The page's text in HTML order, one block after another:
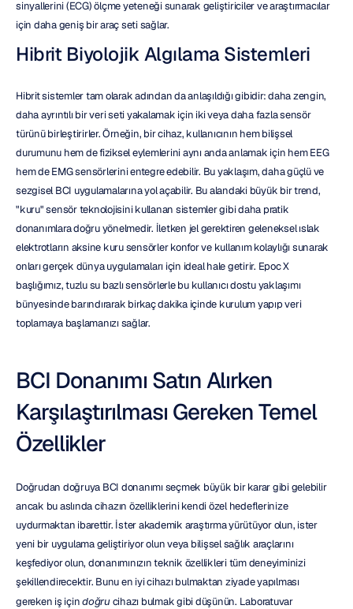
sinyallerini (ECG) ölçme yeteneği sunarak geliştiriciler ve araştırmacılar
için daha geniş bir araç seti sağlar.
Hibrit Biyolojik Algılama Sistemleri
Hibrit sistemler tam olarak adından da anlaşıldığı gibidir: daha zengin,
daha ayrıntılı bir veri seti yakalamak için iki veya daha fazla sensör
türünü birleştirirler. Örneğin, bir cihaz, kullanıcının hem bilişsel
durumunu hem de fiziksel eylemlerini aynı anda anlamak için hem EEG
hem de EMG sensörlerini entegre edebilir. Bu yaklaşım, daha güçlü ve
sezgisel BCI uygulamalarına yol açabilir. Bu alandaki büyük bir trend,
"kuru" sensör teknolojisini kullanan sistemler gibi daha pratik
donanımlara doğru yönelmedir. İletken jel gerektiren geleneksel ıslak
elektrotların aksine kuru sensörler konfor ve kullanım kolaylığı sunarak
onları gerçek dünya uygulamaları için ideal hale getirir. Epoc X
başlığımız, tuzlu su bazlı sensörlerle bu kullanıcı dostu yaklaşımı
bünyesinde barındırarak birkaç dakika içinde kurulum yapıp veri
toplamaya başlamanızı sağlar.
BCI Donanımı Satın Alırken
Karşılaştırılması Gereken Temel
Özellikler
Doğrudan doğruya BCI donanımı seçmek büyük bir karar gibi gelebilir
ancak bu aslında cihazın özelliklerini kendi özel hedeflerinize
uydurmaktan ibarettir. İster akademik araştırma yürütüyor olun, ister
yeni bir uygulama geliştiriyor olun veya bilişsel sağlık araçlarını
keşfediyor olun, donanımınızın teknik özellikleri tüm deneyiminizi
şekillendirecektir. Bunu en iyi cihazı bulmaktan ziyade yapılması
gereken iş için doğru cihazı bulmak gibi düşünün. Laboratuvar